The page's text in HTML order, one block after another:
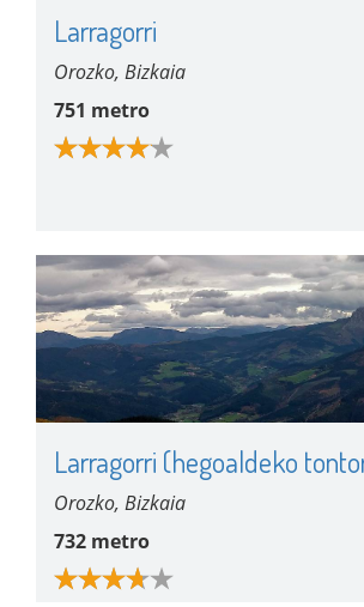
Larragorri
Orozko, Bizkaia
751 metro
Larragorri (hegoaldeko
Orozko, Bizkaia
732 metro